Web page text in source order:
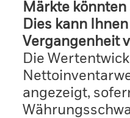
Märkte
Dies kann
Vergangenheit
Die
angezeigt,